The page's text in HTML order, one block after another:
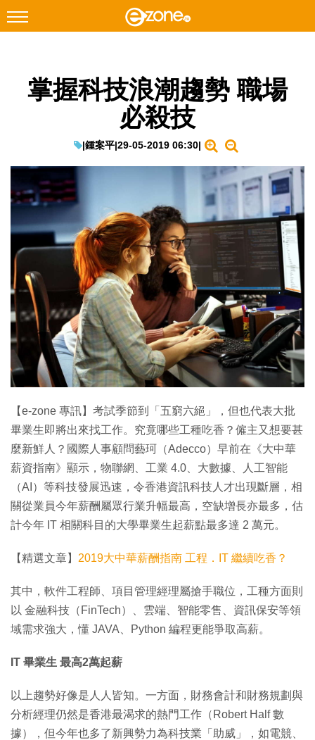
Facebook Instagram
遊戲動漫
教學評測
EduTech
IT Times
生成式AI與雲端應用
Enterprise Digital Transformation
特集
掌握科技浪潮趨勢 職場
必殺技
|鍾案平|29-05-2019 06:30|
【e-zone 專訊】考試季節到「五窮六絕」，但也代表大批
畢業生即將出來找工作。究竟哪些工種吃香？僱主又想要甚
麼新鮮人？國際人事顧問藝珂（Adecco）早前在《大中華
薪資指南》顯示，物聯網、工業 4.0、大數據、人工智能
（AI）等科技發展迅速，令香港資訊科技人才出現斷層，相
關從業員今年薪酬屬眾行業升幅最高，空缺增長亦最多，估
計今年 IT 相關科目的大學畢業生起薪點最多達 2 萬元。
【精選文章】 2019大中華薪酬指南 工程．IT 繼續吃香？
其中，軟件工程師、項目管理經理屬搶手職位，工種方面則
以 金融科技（FinTech）、雲端、智能零售、資訊保安等領
域需求強大，懂 JAVA、Python 編程更能爭取高薪。
IT 畢業生 最高2萬起薪
以上趨勢好像是人人皆知。一方面，財務會計和財務規劃與
分析經理仍然是香港最渴求的熱門工作（Robert Half 數
據），但今年也多了新興勢力為科技業「助威」，如電競、